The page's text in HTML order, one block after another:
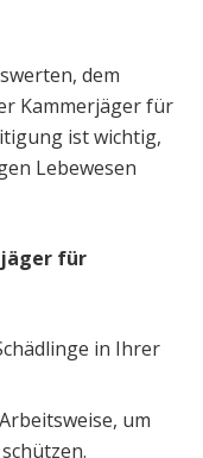
dem
Kammerjäger für
ist wichtig,
Lebewesen
für
in Ihrer
um